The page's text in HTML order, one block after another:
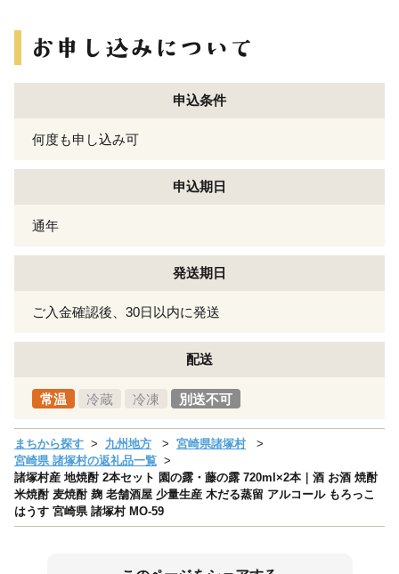
申込条件
何度も申し込み可
申込期日
通年
発送期日
ご入金確認後、30日以内に発送
配送
常温 冷蔵 冷凍 別送不可
まちから探す 九州地方
宮崎県諸塚村
宮崎県 諸塚村の返礼品一覧
諸塚村産 地焼酎 2本セット 園の露・藤の露 720ml×2本｜酒 お酒 焼酎
米焼酎 麦焼酎 麹 老舗酒屋 少量生産 木だる蒸留 アルコール もろっこ
はうす 宮崎県 諸塚村 MO-59